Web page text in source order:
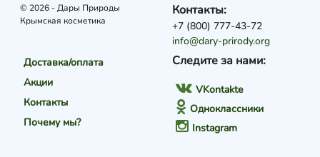
© 2026 - Дары Природы
Крымская косметика
Доставка/оплата
Акции
Контакты
Почему мы?
Следите за нами:
VKontakte
Одноклассники
Instagram
Контакты:
+7 (800) 777-43-72
info@dary-prirody.org